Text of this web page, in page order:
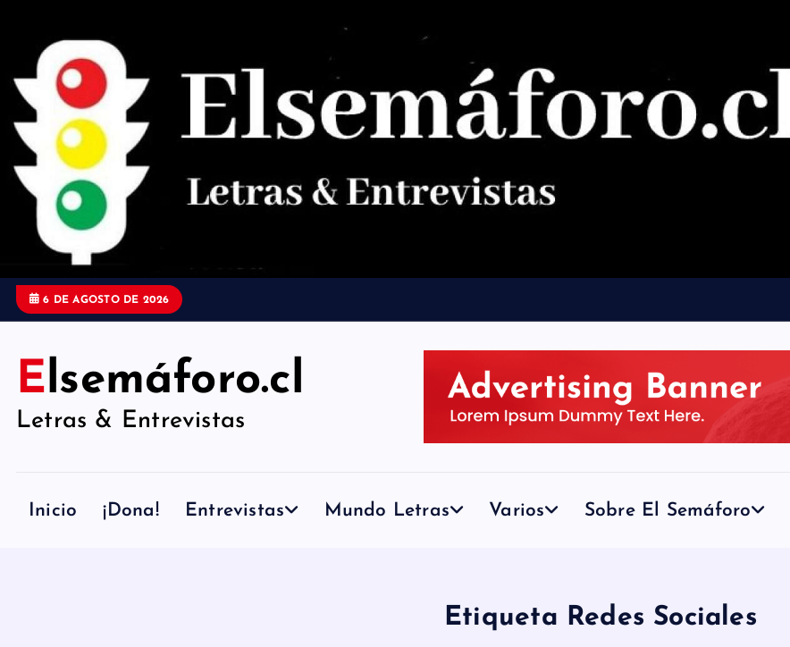
n
6 DE AGOSTO DE 2026
Elsemáforo.cl
Letras & Entrevistas
Inicio ¡Dona! Entrevistas Mundo Letras Varios Sobre El Semáforo
Etiqueta Redes Sociales